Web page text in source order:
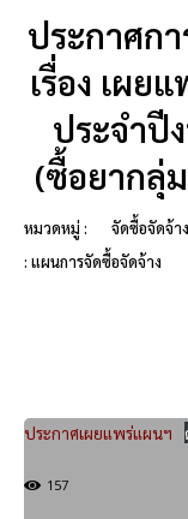
ประกาศก
เรื่อง เผย
ประจำปี
(ซื้อยากลุ่
หมวดหมู่ :
จัดซื้อจัดจ้า
: แผนการจัดซื้อจัดจ้าง
ประกาศเผยแพร่แผนฯ
157